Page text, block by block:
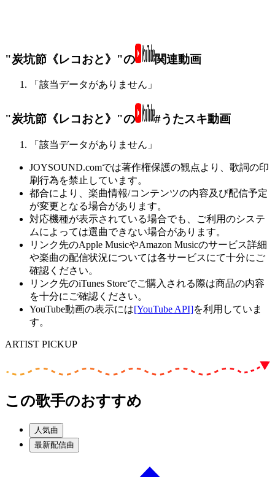
"炭坑節《レコおと》"の 関連動画
「該当データがありません」
"炭坑節《レコおと》"の #うたスキ動画
「該当データがありません」
JOYSOUND.comでは著作権保護の観点より、歌詞の印
刷行為を禁止しています。
都合により、楽曲情報/コンテンツの内容及び配信予定
が変更となる場合があります。
対応機種が表示されている場合でも、ご利用のシステ
ムによっては選曲できない場合があります。
リンク先のApple MusicやAmazon Musicのサービス詳細
や楽曲の配信状況については各サービスにて十分にご
確認ください。
リンク先のiTunes Storeでご購入される際は商品の内容
を十分にご確認ください。
YouTube動画の表示には[YouTube API]を利用していま
す。
ARTIST PICKUP
この歌手のおすすめ
人気曲
最新配信曲